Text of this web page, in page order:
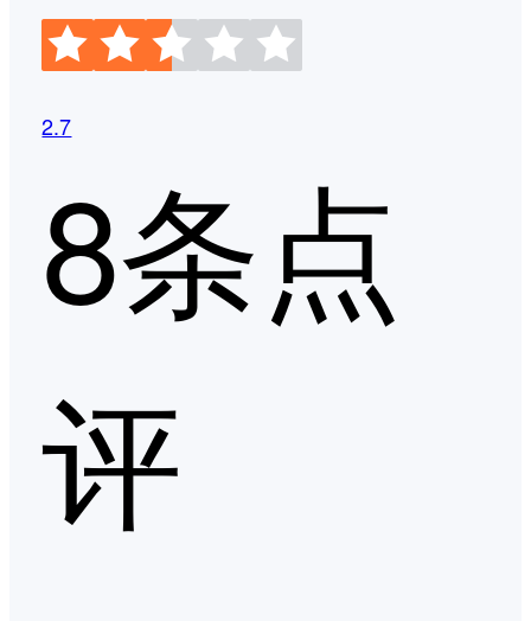
2.7
8条点
评